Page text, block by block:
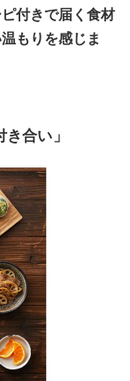
付きで届く食材
もりを感じま
合い」